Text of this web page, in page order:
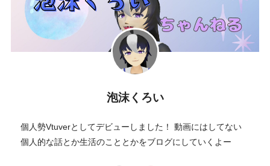
泡沫くろい
個人勢Vtuverとしてデビューしました！ 動画にはしてない
個人的な話とか生活のこととかをブログにしていくよー